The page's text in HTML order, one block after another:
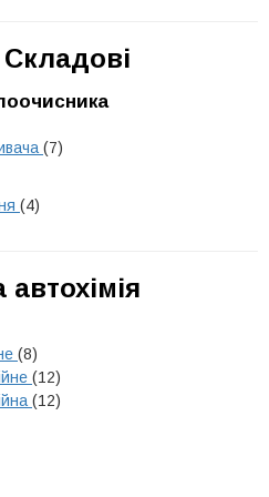
(7)
(4)
(8)
(12)
(12)